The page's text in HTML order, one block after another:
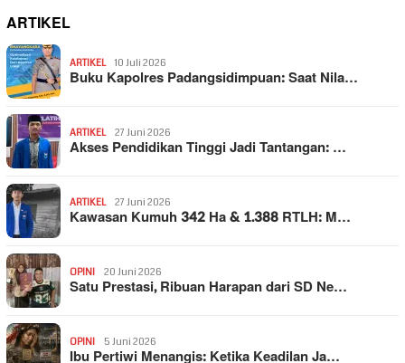
ARTIKEL
ARTIKEL 10 Juli 2026
Buku Kapolres Padangsidimpuan: Saat Nila…
ARTIKEL 27 Juni 2026
Akses Pendidikan Tinggi Jadi Tantangan: …
ARTIKEL 27 Juni 2026
Kawasan Kumuh 342 Ha & 1.388 RTLH: M…
OPINI 20 Juni 2026
Satu Prestasi, Ribuan Harapan dari SD Ne…
OPINI 5 Juni 2026
Ibu Pertiwi Menangis: Ketika Keadilan Ja…